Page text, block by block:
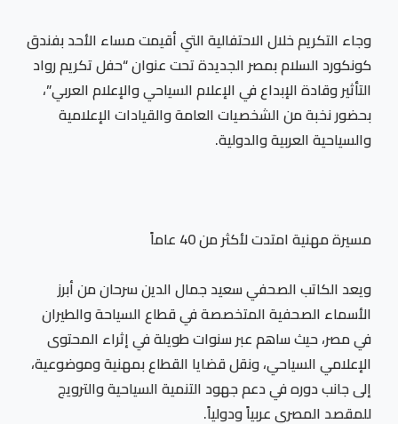
وجاء التكريم خلال الاحتفالية التي أقيمت مساء الأحد بفندق
كونكورد السلام بمصر الجديدة تحت عنوان “حفل تكريم رواد
التأثير وقادة الإبداع في الإعلام السياحي والإعلام العربي”،
بحضور نخبة من الشخصيات العامة والقيادات الإعلامية
والسياحية العربية والدولية.
مسيرة مهنية امتدت لأكثر من 40 عاماً
ويعد الكاتب الصحفي سعيد جمال الدين سرحان من أبرز
الأسماء الصحفية المتخصصة في قطاع السياحة والطيران
في مصر، حيث ساهم عبر سنوات طويلة في إثراء المحتوى
الإعلامي السياحي، ونقل قضايا القطاع بمهنية وموضوعية،
إلى جانب دوره في دعم جهود التنمية السياحية والترويج
للمقصد المصري عربياً ودولياً.